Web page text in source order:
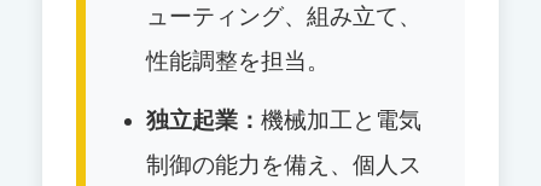
ューティング、組み立て、
性能調整を担当。
独立起業： 機械加工と電気
制御の能力を備え、個人ス